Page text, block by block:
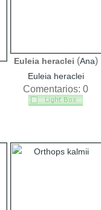
Euleia heraclei (Ana)
Euleia heraclei
Comentarios: 0